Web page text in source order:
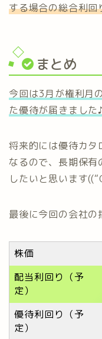
する場合の総合利
まとめ
今回は3月が権利月
た優待が届きました
将来的には優待カタ
なるので、長期保
したいと思います
最後に今回の会社の
株価
配当利回り（予
定）
優待利回り（予
定）